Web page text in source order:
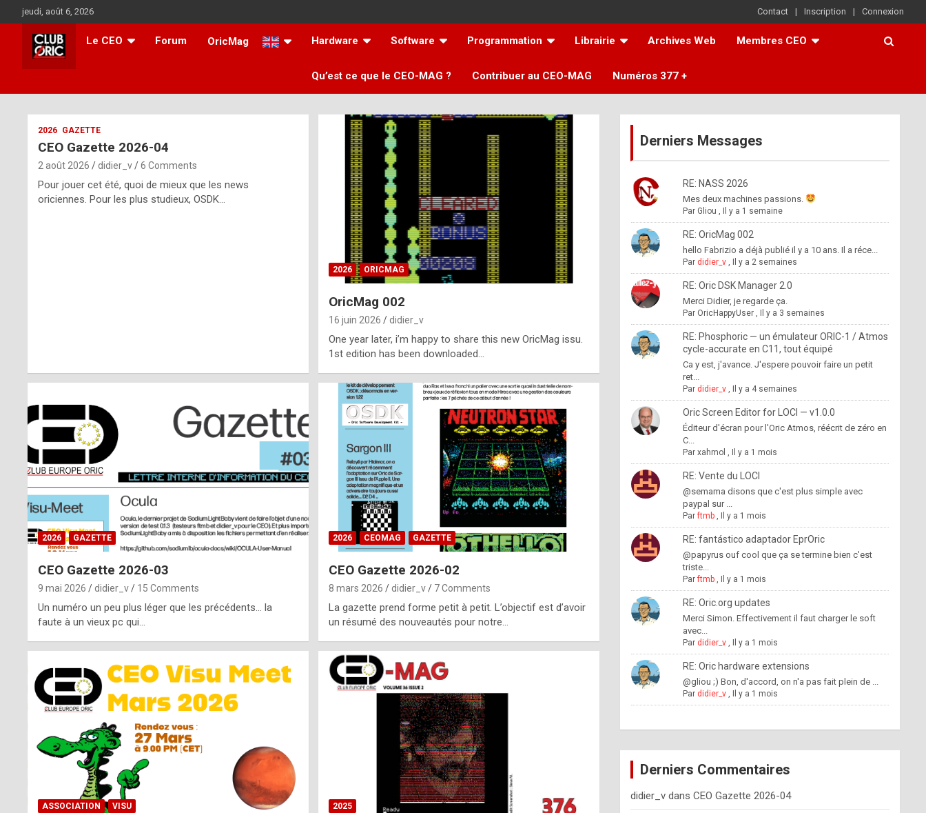
to
content
jeudi, août 6, 2026 Contact Inscription Connexion
Le CEO Forum OricMag Hardware Software Programmation Librairie Archives Web Membres CEO
Qu’est ce que le CEO-MAG ? Contribuer au CEO-MAG Numéros 377 +
ff
2026 GAZETTE
CEO Gazette 2026-04
2 août 2026 didier_v 6 Comments
Pour jouer cet été, quoi de mieux que les news
oriciennes. Pour les plus studieux, OSDK…
2026 ORICMAG
OricMag 002
16 juin 2026 didier_v
One year later, i’m happy to share this new OricMag issu.
1st edition has been downloaded…
2026 GAZETTE
CEO Gazette 2026-03
9 mai 2026 didier_v 15 Comments
Un numéro un peu plus léger que les précédents… la
faute à un vieux pc qui…
2026 CEOMAG GAZETTE
CEO Gazette 2026-02
8 mars 2026 didier_v 7 Comments
La gazette prend forme petit à petit. L’objectif est d’avoir
un résumé des nouveautés pour notre…
ASSOCIATION VISU 2025
Derniers Messages
RE: NASS 2026
Mes deux machines passions.
Par Gliou , Il y a 1 semaine
RE: OricMag 002
hello Fabrizio a déjà publié il y a 10 ans. Il a réce...
Par didier_v, Il y a 2 semaines
RE: Oric DSK Manager 2.0
Merci Didier, je regarde ça.
Par OricHappyUser, Il y a 3 semaines
RE: Phosphoric — un émulateur ORIC-1 / Atmos
cycle-accurate en C11, tout équipé
Ca y est, j'avance. J'espere pouvoir faire un petit
ret...
Par didier_v, Il y a 4 semaines
Oric Screen Editor for LOCI — v1.0.0
Éditeur d'écran pour l'Oric Atmos, réécrit de zéro en
C...
Par xahmol , Il y a 1 mois
RE: Vente du LOCI
@semama disons que c'est plus simple avec
paypal sur ...
Parftmb, Il y a 1 mois
RE: fantástico adaptador EprOric
@papyrus ouf cool que ça se termine bien c'est
triste...
Parftmb, Il y a 1 mois
RE: Oric.org updates
Merci Simon. Effectivement il faut charger le soft
avec...
Par didier_v, Il y a 1 mois
RE: Oric hardware extensions
@gliou ;) Bon, d'accord, on n'a pas fait plein de ...
Par didier_v, Il y a 1 mois
Derniers Commentaires
didier_vdans CEO Gazette 2026-04